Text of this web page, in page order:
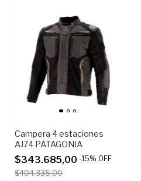
Campera 4 estaciones
AJ74 PATAGONIA
$343.685,00 -15% OFF
$404.335,00